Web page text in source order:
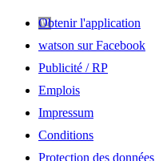
Obtenir l'application
watson sur Facebook
Publicité / RP
Emplois
Impressum
Conditions
Protection des données